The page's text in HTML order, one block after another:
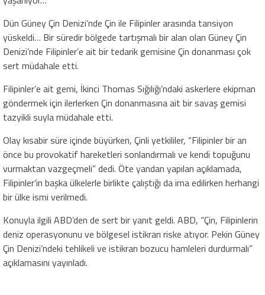
Dün Güney Çin Denizi’nde Çin ile Filipinler arasında tansiyon
yüskeldi… Bir süredir bölgede tartışmalı bir alan olan Güney Çin
Denizi’nde Filipinler’e ait bir tedarik gemisine Çin donanması çok
sert müdahale etti.
Filipinler’e ait gemi, İkinci Thomas Sığılığı’ndaki askerlere ekipman
göndermek için ilerlerken Çin donanmasına ait bir savaş gemisi
tazyikli suyla müdahale etti.
Olay kısabir süre içinde büyürken, Çinli yetkililer, “Filipinler bir an
önce bu provokatif hareketleri sonlandırmalı ve kendi topuğunu
vurmaktan vazgeçmeli” dedi. Öte yandan yapılan açıklamada,
Filipinler’in başka ülkelerle birlikte çalıştığı da ima edilirken herhangi
bir ülke ismi verilmedi.
Konuyla ilgili ABD’den de sert bir yanıt geldi. ABD, “Çin, Filipinlerin
deniz operasyonunu ve bölgesel istikrarı riske atıyor. Pekin Güney
Çin Denizi’ndeki tehlikeli ve istikrarı bozucu hamleleri durdurmalı”
açıklamasını yayınladı.